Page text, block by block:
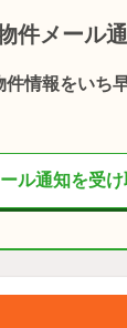
件メール
件情報をいち
ル通知を受け